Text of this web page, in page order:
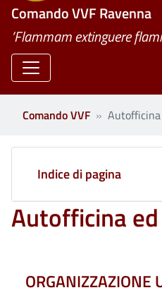
Comando VVF Ravenna
’Flammam extinguere
Comando VVF
Autofficina
ORGANIZZAZIONE
Indice di pagina